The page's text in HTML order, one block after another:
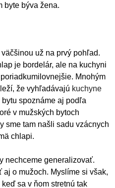
byte býva žena.
už na prvý pohľad.
je bordelár, ale na kuchyni
Mnohým
že vyhľadávajú kuchyne
spoznáme aj podľa
v mužských bytoch
sme tam našli sadu vzácnych
chlapi.
nechceme generalizovať.
aj o mužoch. Myslíme si však,
sa v ňom stretnú tak